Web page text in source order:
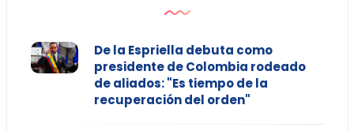
De la Espriella debuta como
presidente de Colombia rodeado
de aliados: "Es tiempo de la
recuperación del orden"